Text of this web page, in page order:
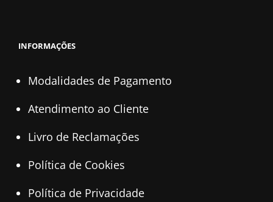
INFORMAÇÕES
Modalidades de Pagamento
Atendimento ao Cliente
Livro de Reclamações
Política de Cookies
Política de Privacidade